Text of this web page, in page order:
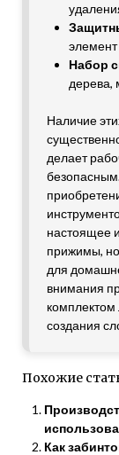
Набор
дерева,
Наличие
делает
настоящее
прижимы,
для
внимания
комплектом
создания
Похожие
Как